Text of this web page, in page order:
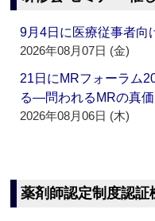
9月4日に医療従事者
2026年08月07日 (金)
21日にMRフォーラム
る―問われるMRの真
2026年08月06日 (木)
薬剤師認定制度認